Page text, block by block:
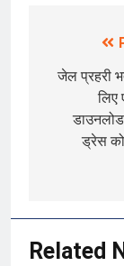
जेल प्रहरी
लिए
ड्रेस
Related